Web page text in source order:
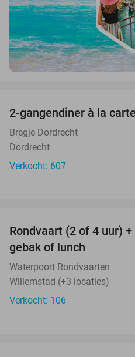
2-gangendiner à la
Bregje Dordrecht
Dordrecht
Verkocht: 607
Rondvaart (2 of 4 uur)
gebak of lunch
Waterpoort Rondvaarten
Willemstad (+3 locaties)
Verkocht: 106